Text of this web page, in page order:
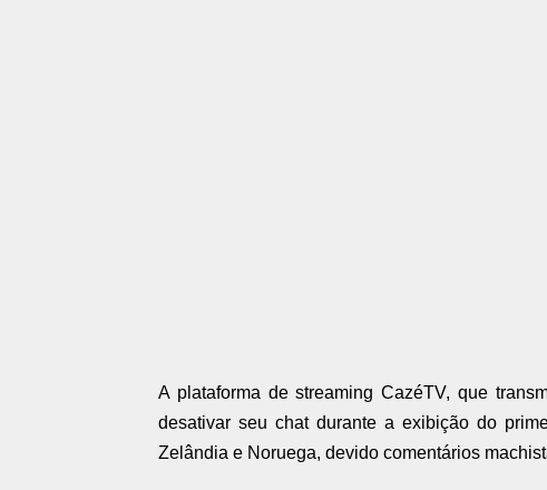
A plataforma de streaming CazéTV, que
desativar seu chat durante a exibição do
Zelândia e Noruega, devido comentários